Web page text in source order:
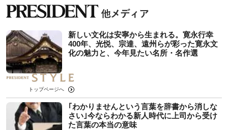
新しい文化は安寧から生まれる。寛永行幸
400年、光悦、宗達、遠州らが彩った寛永文
化の魅力と、今年見たい名所・名作選
トップページへ
｢わかりませんという言葉を辞書から消しな
さい｣今ならわかる新人時代に上司から受け
た言葉の本当の意味